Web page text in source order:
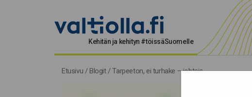
Kehitän ja kehityn #töissäSuomelle
Etusivu / Blogit/Tarpeeton, ei turhake – johtaja